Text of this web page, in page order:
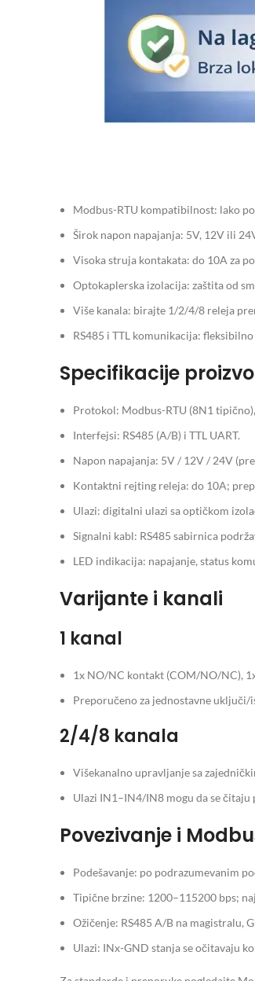
Modbus-RTU kompatibilnost: lako
Širok napon napajanja: 5V, 12V ili
Visoka struja kontakata: do 10A za
Optokaplerska izolacija: zaštita od
Više kanala: birajte 1/2/4/8 releja
RS485 i TTL komunikacija:
Specifikacije
Protokol: Modbus-RTU (8N1
Interfejsi: RS485 (A/B) i TTL UART.
Napon napajanja: 5V / 12V / 24V
Kontaktni rejting releja: do 10A;
Ulazi: digitalni ulazi sa optičkom
Signalni kabl: RS485 sabirnica
LED indikacija: napajanje, status
Varijante i kanali
1 kanal
1x NO/NC kontakt (COM/NO/NC),
Preporučeno za jednostavne uključi/
2/4/8 kanala
Višekanalno upravljanje sa
Ulazi IN1–IN4/IN8 mogu da se čitaju
Povezivanje i
Podešavanje: po podrazumevanim
Tipične brzine: 1200–115200 bps;
Ožičenje: RS485 A/B na magistralu,
Ulazi: INx-GND stanja se očitavaju